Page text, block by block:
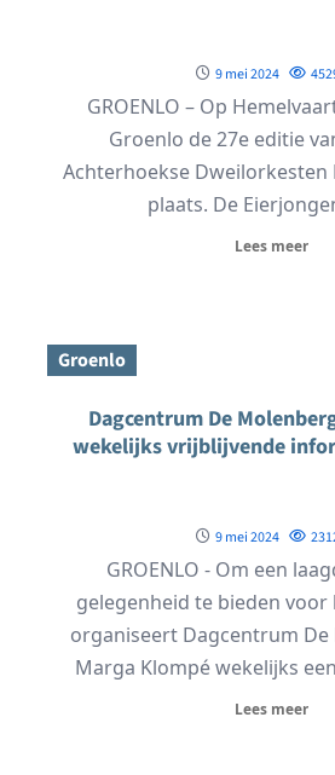
9 mei 2024
GROENLO – Op
Groenlo de 27e editie
Achterhoekse Dweilorkesten
plaats. De
Lees meer
Groenlo
Dagcentrum De
wekelijks vrijblijvende
9 mei 2024
GROENLO - Om een
gelegenheid te bieden voor
organiseert Dagcentrum
Marga Klompé wekelijks
Lees meer